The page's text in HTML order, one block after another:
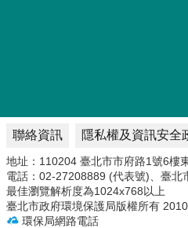
聯絡資訊 隱私權及資訊安全
地址：110204 臺北市市府路1號6樓
電話：02-27208889 (代表號)、臺北
最佳瀏覽解析度為1024x768以上
臺北市政府環境保護局版權所有
環保局網路電話